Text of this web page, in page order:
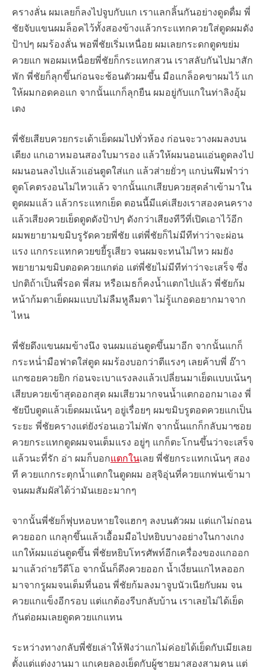
ครางลั่น ผมเลยก็ลงไปจูบกับแก เราแลกลิ้นกันอย่างดูดดื่ม พี่
ชัยจับแขนผมล็อคไว้ทั้งสองข้างแล้วกระแทกควยใส่ตูดผมดัง
ป้าปๆ ผมร้องลั่น พอพี่ชัยเริ่มเหนื่อย ผมเลยกระดกตูดขย่ม
ควยแก พอผมเหนื่อยพี่ชัยก็กระแทกสวน เราสลับกันไปมาสัก
พัก พี่ชัยก็ลุกขึ้นก่อนจะช้อนตัวผมขึ้น มือแกล็อคขาผมไว้ แก
ให้ผมกอดคอแก จากนั้นแกก็ลุกยืน ผมอยู่กับแกในท่าลิงอุ้ม
เตง
พี่ชัยเสียบควยกระเด้าเย็ดผมไปทั่วห้อง ก่อนจะวางผมลงบน
เตียง แกเอาหมอนสองใบมารอง แล้วให้ผมนอนแอ่นตูดลงไป
ผมนอนลงไปแล้วแอ่นตูดใส่แก แล้วส่ายยั่วๆ แกบ่นพึมพำว่า
ตูดโคตรงอนไม่ไหวแล้ว จากนั้นแกเสียบควยสุดลำเข้ามาใน
ตูดผมแล้ว แล้วกระแทกเย็ด ตอนนี้มีแค่เสียงเราสองคนคราง
แล้วเสียงควยเย็ดตูดดังป้าปๆ ดังกว่าเสียงทีวีที่เปิดเอาไว้อีก
ผมพยายามขมิบรูรัดควยพี่ชัย แต่พี่ชัยก็ไม่มีทีท่าว่าจะผ่อน
แรง แกกระแทกควยขยี้รูเสียว จนผมจะทนไม่ไหว ผมยัง
พยายามขมิบตอดควยแกต่อ แต่พี่ชัยไม่มีทีท่าว่าจะเสร็จ ซึ่ง
ปกติถ้าเป็นพี่รอด พี่สม หรือเมธก็คงน้ำแตกไปแล้ว พี่ชัยก้ม
หน้าก้มตาเย็ดผมแบบไม่ลืมหูลืมตา ไม่รู้แกอดอยากมาจาก
ไหน
พี่ชัยดึงแขนผมข้างนึง จนผมแอ่นตูดขึ้นมาอีก จากนั้นแกก็
กระหน่ำมือฟาดใส่ตูด ผมร้องบอกว่าตีแรงๆ เลยค้าบพี่ อ๊าา
แกซอยควยยิก ก่อนจะเบาแรงลงแล้วเปลี่ยนมาเย็ดเเบบเน้นๆ
เสียบควยเข้าสุดออกสุด ผมเสียวมากจนน้ำแตกออกมาเอง พี่
ชัยบีบตูดแล้วเย็ดผมเน้นๆ อยู่เรื่อยๆ ผมขมิบรูตอดควยแกเป็น
ระยะ พี่ชัยครางแต่ยังร่อนเอวไม่พัก จากนั้นแกก็กลับมาซอย
ควยกระแทกตูดผมจนเต็มแรง อยู่ๆ แกก็ตะโกนขึ้นว่าจะเสร็จ
แล้วนะที่รัก อ่า ผมก็บอกแตกในเลย พี่ชัยกระแทกเน้นๆ สอง
ที ควยแกกระตุกน้ำแตกในตูดผม อสุจิอุ่นที่ควยแกพ่นเข้ามา
จนผมสัมผัสได้ว่ามันเยอะมากๆ
จากนั้นพี่ชัยก็ฟุบหอบหายใจแฮกๆ ลงบนตัวผม แต่แกไม่ถอน
ควยออก แกลุกขึ้นแล้วเอื้อมมือไปหยิบบางอย่างในกางเกง
แกให้ผมแอ่นตูดขึ้น พี่ชัยหยิบโทรศัพท์อีกเครื่องของแกออก
มาแล้วถ่ายวีดีโอ จากนั้นก็ดึงควยออก น้ำเงี่ยนแกไหลออก
มาจากรูผมจนเต็มที่นอน พี่ชัยก้มลงมาจูบนัวเนียกับผม จน
ควยแกแข็งอีกรอบ แต่แกต้องรีบกลับบ้าน เราเลยไม่ได้เย็ด
กันต่อผมเลยดูดควยแกแทน
ระหว่างทางกลับพี่ชัยเล่าให้ฟังว่าแกไม่ค่อยได้เย็ดกับเมียเลย
ตั้งแต่แต่งงานมา แกเคยลองเย็ดกับผู้ชายมาสองสามคน แต่